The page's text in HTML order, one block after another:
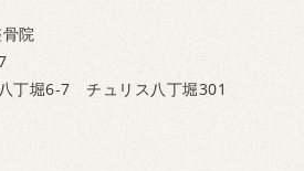
院
丁堀6-7 チュリス八丁堀301